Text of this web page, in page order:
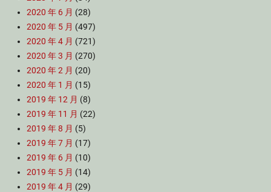
2020 年 6 月 (28)
2020 年 5 月 (497)
2020 年 4 月 (721)
2020 年 3 月 (270)
2020 年 2 月 (20)
2020 年 1 月 (15)
2019 年 12 月 (8)
2019 年 11 月 (22)
2019 年 8 月 (5)
2019 年 7 月 (17)
2019 年 6 月 (10)
2019 年 5 月 (14)
2019 年 4 月 (29)